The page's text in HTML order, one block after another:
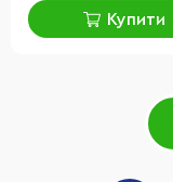
Купити